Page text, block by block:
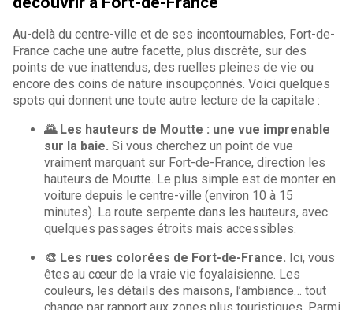
Au-delà du centre-ville et de ses incontournables, Fort-de-
France cache une autre facette, plus discrète, sur des
points de vue inattendus, des ruelles pleines de vie ou
encore des coins de nature insoupçonnés. Voici quelques
spots qui donnent une toute autre lecture de la capitale :
🌄 Les hauteurs de Moutte : une vue imprenable
sur la baie. Si vous cherchez un point de vue
vraiment marquant sur Fort-de-France, direction les
hauteurs de Moutte. Le plus simple est de monter en
voiture depuis le centre-ville (environ 10 à 15
minutes). La route serpente dans les hauteurs, avec
quelques passages étroits mais accessibles.
🎨 Les rues colorées de Fort-de-France. Ici, vous
êtes au cœur de la vraie vie foyalaisienne. Les
couleurs, les détails des maisons, l’ambiance… tout